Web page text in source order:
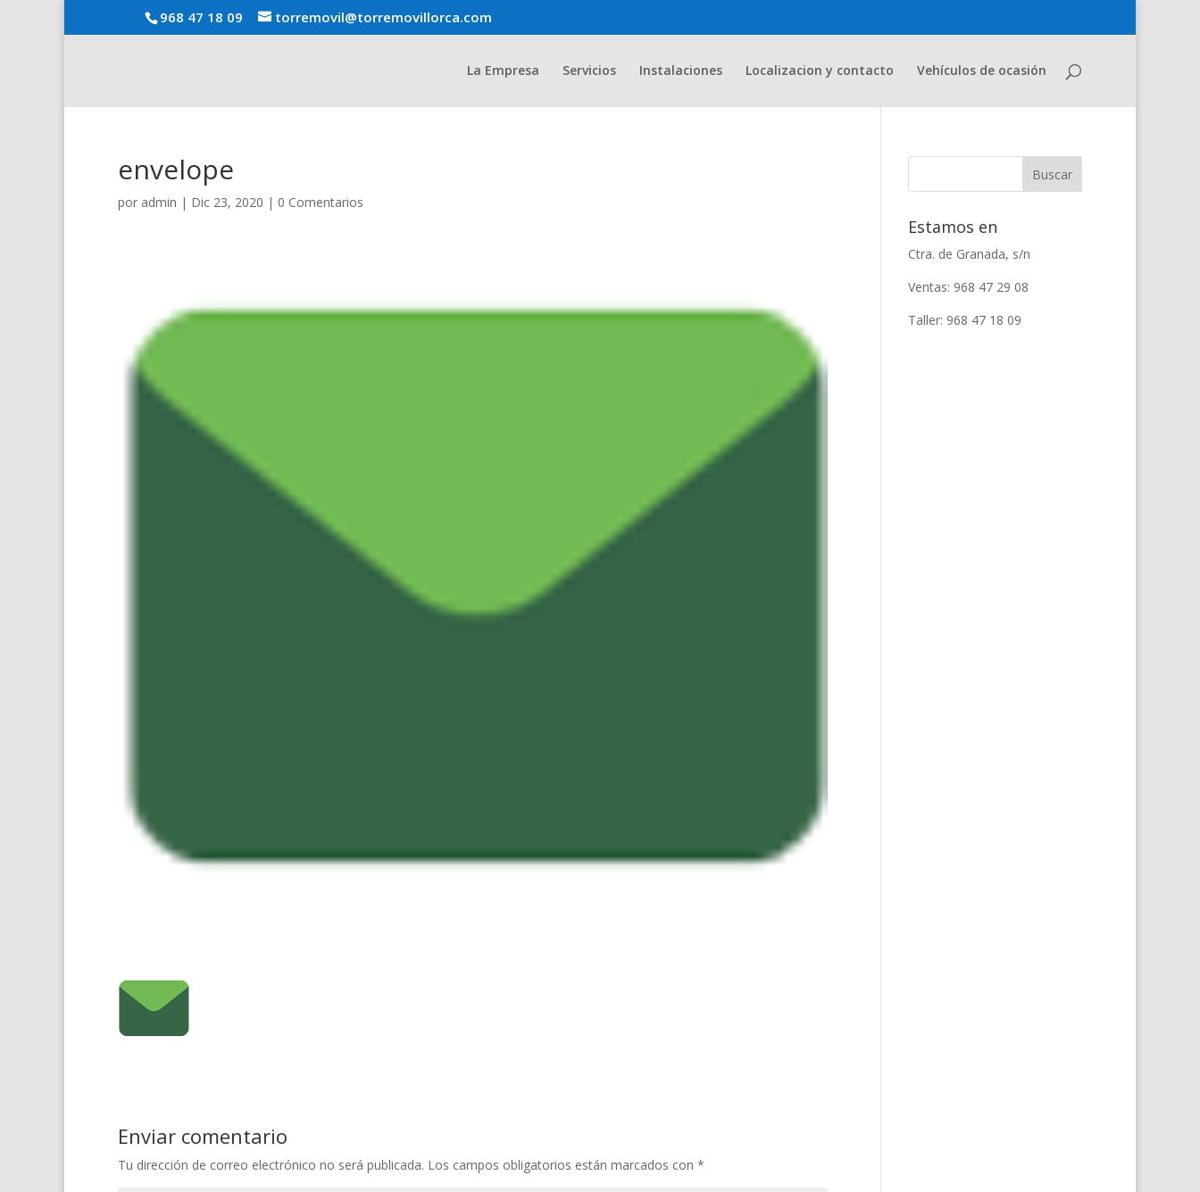
968 47 18 09 torremovil@torremovillorca.com
La Empresa Servicios Instalaciones Localizacion y contacto Vehículos de ocasión
envelope
por admin | Dic 23, 2020 | 0 Comentarios
Enviar comentario
Tu dirección de correo electrónico no será publicada. Los campos obligatorios están marcados con *
Estamos en
Ctra. de Granada, s/n
Ventas: 968 47 29 08
Taller: 968 47 18 09